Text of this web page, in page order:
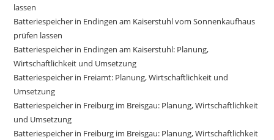
lassen
Batteriespeicher in Endingen am Kaiserstuhl vom Sonnenkaufhaus
prüfen lassen
Batteriespeicher in Endingen am Kaiserstuhl: Planung,
Wirtschaftlichkeit und Umsetzung
Batteriespeicher in Freiamt: Planung, Wirtschaftlichkeit und
Umsetzung
Batteriespeicher in Freiburg im Breisgau: Planung, Wirtschaftlichkeit
und Umsetzung
Batteriespeicher in Freiburg im Breisgau: Planung, Wirtschaftlichkeit